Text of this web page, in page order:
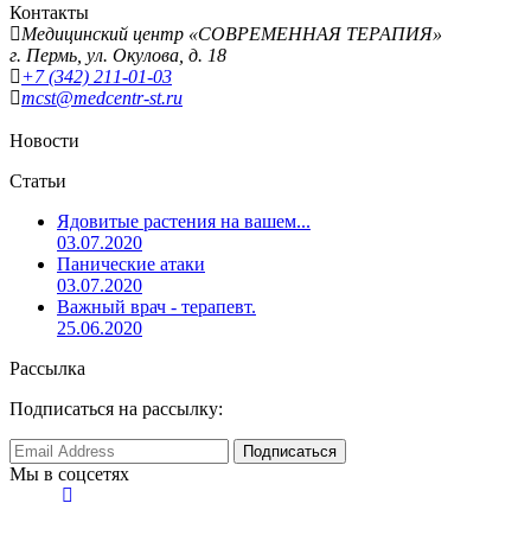
Контакты
Медицинский центр «СОВРЕМЕННАЯ ТЕРАПИЯ»
г. Пермь, ул. Окулова, д. 18
+7 (342) 211-01-03
mcst@medcentr-st.ru
Новости
Статьи
Ядовитые растения на вашем...
03.07.2020
Панические атаки
03.07.2020
Важный врач - терапевт.
25.06.2020
Рассылка
Подписаться на рассылку:
Мы в соцсетях